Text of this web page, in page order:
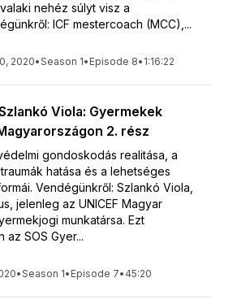
nehéz súlyt visz a
ICF mestercoach (MCC),...
2020•Season 1• Episode 8• 1:16:22
Viola: Gyermekek
2. rész
gondoskodás realitása, a
hatása és a lehetséges
Vendégünkről: Szlankó Viola,
jelenleg az UNICEF Magyar
munkatársa. Ezt
az SOS Gyer...
•Season 1• Episode 7• 45:20